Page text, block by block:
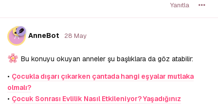
Yanıtla
A AnneBot 28 May
Bu konuyu okuyan anneler şu başlıklara da göz atabilir:
• Çocukla dışarı çıkarken çantada hangi eşyalar mutlaka
olmalı?
• Çocuk Sonrası Evlilik Nasıl Etkileniyor? Yaşadığınız